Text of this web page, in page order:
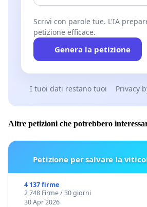
Scrivi con parole tue. L'IA
petizione efficace.
Genera la petizione
I tuoi dati restano tuoi Privacy
Altre petizioni che potrebbero
Petizione per salvare la
4 137 firme
2 748 Firme / 30 giorni
30 Apr 2026